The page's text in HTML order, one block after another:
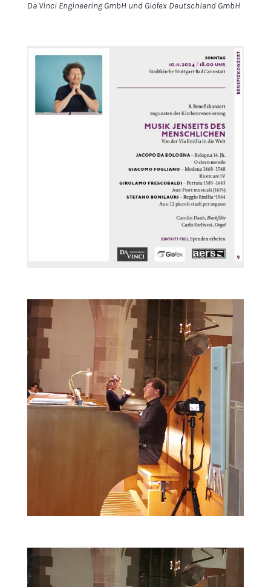
Da Vinci Engineering GmbH und Giofex Deutschland GmbH